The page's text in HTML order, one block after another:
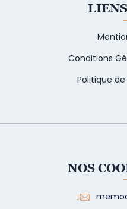
Conditions
Politique
NOS